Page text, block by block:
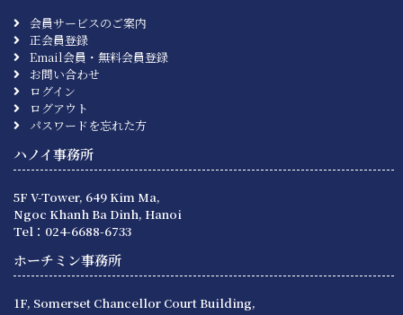
会員サービスのご案内
正会員登録
Email会員・無料会員登録
お問い合わせ
ログイン
ログアウト
パスワードを忘れた方
ハノイ事務所
5F V-Tower, 649 Kim Ma,
Ngoc Khanh Ba Dinh, Hanoi
Tel：024-6688-6733
ホーチミン事務所
1F, Somerset Chancellor Court Building,